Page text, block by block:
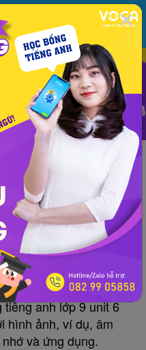
ĐĂNG NHẬP
Học phát âm Luyện viết
| Unit 6: Viet Nam:
ngày xưa và nay
anh lớp 9 unit 6
hình ảnh, ví dụ, âm
và ứng dụng.